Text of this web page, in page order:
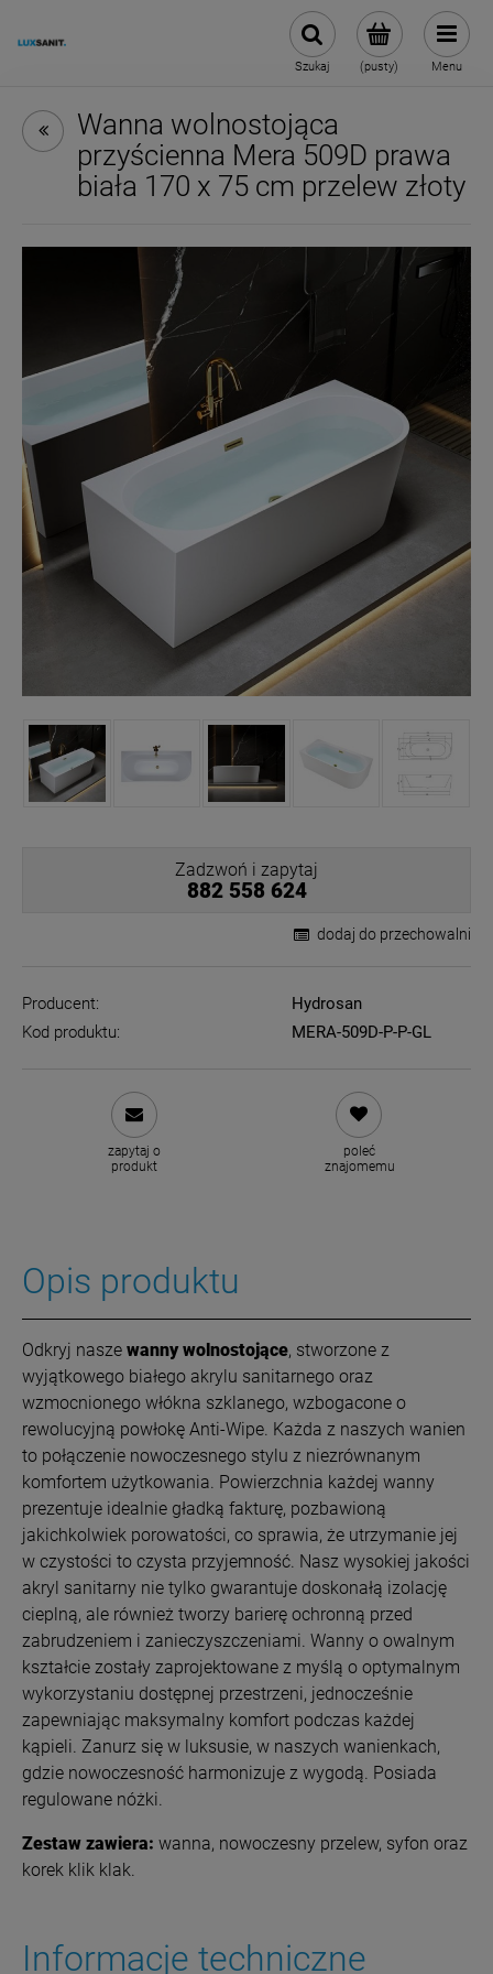
(pusty)
Szukaj Menu
Wanna wolnostojąca
przyścienna Mera 509D prawa
biała 170 x 75 cm przelew złoty
Zadzwoń i zapytaj
882 558 624
dodaj do przechowalni
Producent:
Hydrosan
Kod produktu:
MERA-509D-P-P-GL
zapytaj o
produkt
poleć
znajomemu
Opis produktu
Odkryj nasze wanny wolnostojące, stworzone z
wyjątkowego białego akrylu sanitarnego oraz
wzmocnionego włókna szklanego, wzbogacone o
rewolucyjną powłokę Anti-Wipe. Każda z naszych wanien
to połączenie nowoczesnego stylu z niezrównanym
komfortem użytkowania. Powierzchnia każdej wanny
prezentuje idealnie gładką fakturę, pozbawioną
jakichkolwiek porowatości, co sprawia, że utrzymanie jej
w czystości to czysta przyjemność. Nasz wysokiej jakości
akryl sanitarny nie tylko gwarantuje doskonałą izolację
cieplną, ale również tworzy barierę ochronną przed
zabrudzeniem i zanieczyszczeniami. Wanny o owalnym
kształcie zostały zaprojektowane z myślą o optymalnym
wykorzystaniu dostępnej przestrzeni, jednocześnie
zapewniając maksymalny komfort podczas każdej
kąpieli. Zanurz się w luksusie, w naszych wanienkach,
gdzie nowoczesność harmonizuje z wygodą. Posiada
regulowane nóżki.
Zestaw zawiera: wanna, nowoczesny przelew, syfon oraz
korek klik klak.
Informacje techniczne